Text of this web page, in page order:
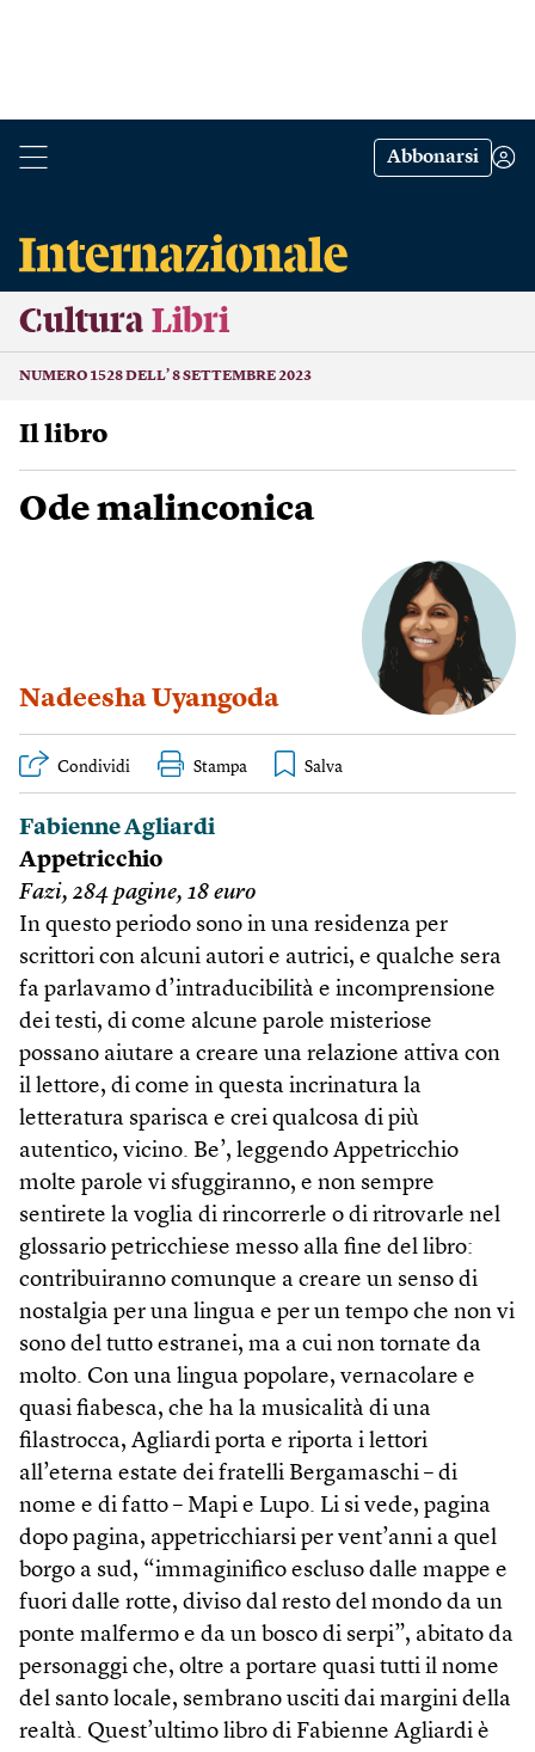
Abbonarsi
Cultura Libri
NUMERO 1528 DELL’ 8 SETTEMBRE 2023
Il libro
Ode malinconica
Nadeesha Uyangoda
Condividi Stampa
Fabienne Agliardi
Appetricchio
Fazi, 284 pagine, 18 euro
In questo periodo sono in una residenza per
scrittori con alcuni autori e autrici, e qualche sera
fa parlavamo d’intraducibilità e incomprensione
dei testi, di come alcune parole misteriose
possano aiutare a creare una relazione attiva con
il lettore, di come in questa incrinatura la
letteratura sparisca e crei qualcosa di più
autentico, vicino. Be’, leggendo Appetricchio
molte parole vi sfuggiranno, e non sempre
sentirete la voglia di rincorrerle o di ritrovarle nel
glossario petricchiese messo alla fine del libro:
contribuiranno comunque a creare un senso di
nostalgia per una lingua e per un tempo che non vi
sono del tutto estranei, ma a cui non tornate da
molto. Con una lingua popolare, vernacolare e
quasi fiabesca, che ha la musicalità di una
filastrocca, Agliardi porta e riporta i lettori
all’eterna estate dei fratelli Bergamaschi – di
nome e di fatto – Mapi e Lupo. Li si vede, pagina
dopo pagina, appetricchiarsi per vent’anni a quel
borgo a sud, “immaginifico escluso dalle mappe e
fuori dalle rotte, diviso dal resto del mondo da un
ponte malfermo e da un bosco di serpi”, abitato da
personaggi che, oltre a portare quasi tutti il nome
del santo locale, sembrano usciti dai margini della
realtà. Quest’ultimo libro di Fabienne Agliardi è